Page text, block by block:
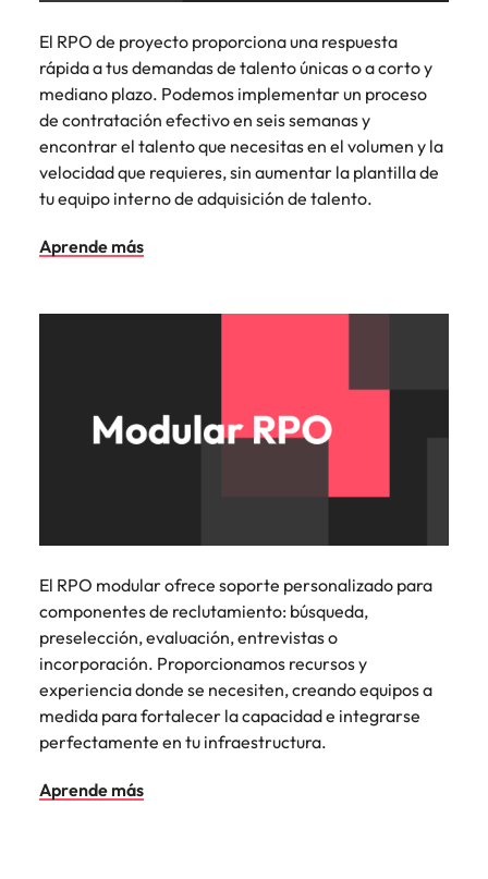
El RPO de proyecto proporciona una respuesta
rápida a tus demandas de talento únicas o a corto y
mediano plazo. Podemos implementar un proceso
de contratación efectivo en seis semanas y
encontrar el talento que necesitas en el volumen y la
velocidad que requieres, sin aumentar la plantilla de
tu equipo interno de adquisición de talento.
Aprende más
El RPO modular ofrece soporte personalizado para
componentes de reclutamiento: búsqueda,
preselección, evaluación, entrevistas o
incorporación. Proporcionamos recursos y
experiencia donde se necesiten, creando equipos a
medida para fortalecer la capacidad e integrarse
perfectamente en tu infraestructura.
Aprende más